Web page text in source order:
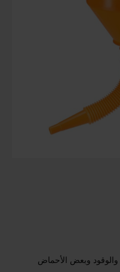
والوقود وبعض الأحماض